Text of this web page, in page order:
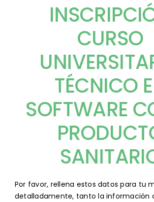
CURSO
TÉCNICO
SOFTWARE
matricula_cursos_imq
Por favor, rellena estos datos para tu
detalladamente, tanto la información